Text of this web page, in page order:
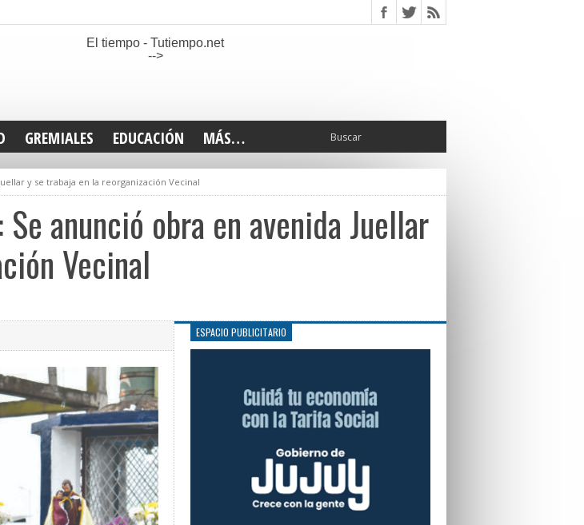
El tiempo - Tutiempo.net
-->
GREMIALES EDUCACIÓN MÁS…
INTERIOR
DEPORTES
ELECCIONES 2025
LEGISLATIVO
y se trabaja en la reorganización Vecinal
anunció obra en avenida Juellar
Vecinal
ESPACIO PUBLICITARIO